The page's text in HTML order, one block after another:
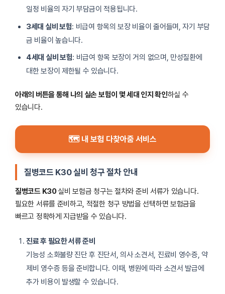
일정 비율의 자기 부담금이 적용됩니다.
3세대 실비 보험: 비급여 항목의 보장 비율이 줄어들며, 자기 부담
금 비율이 높습니다.
4세대 실비 보험: 비급여 항목 보장이 거의 없으며, 만성질환에
대한 보장이 제한될 수 있습니다.
아래의 버튼을 통해 나의 실손 보험이 몇 세대 인지 확인하실 수
있습니다.
🗺 내 보험 다찾아줌 서비스
질병코드 K30 실비 청구 절차 안내
질병코드 K30실비 보험금 청구는 절차와 준비 서류가 있습니다.
필요한 서류를 준비하고, 적절한 청구 방법을 선택하면 보험금을
빠르고 정확하게 지급받을 수 있습니다.
진료 후 필요한 서류 준비
기능성 소화불량 진단 후 진단서, 의사 소견서, 진료비 영수증, 약
제비 영수증 등을 준비합니다. 이때, 병원에 따라 소견서 발급에
추가 비용이 발생할 수 있습니다.